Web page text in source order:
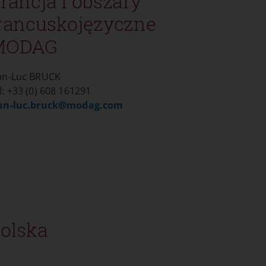
Luc BRUCK
+33 (0) 608 161291
luc.bruck@modag.com